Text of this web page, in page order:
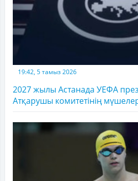
19:42, 5 тамыз 2026
2027 жылы Астанада УЕФА
Атқарушы комитетінің